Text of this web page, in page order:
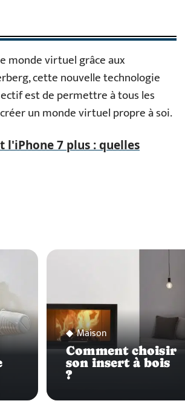
monde virtuel grâce aux
cette nouvelle technologie
est de permettre à tous les
un monde virtuel propre à soi.
l'iPhone 7 plus : quelles
Maison
Comment choisir
son insert à bois
?